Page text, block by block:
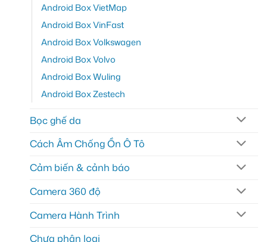
Android Box VietMap
Android Box VinFast
Android Box Volkswagen
Android Box Volvo
Android Box Wuling
Android Box Zestech
Bọc ghế da
Cách Âm Chống Ồn Ô Tô
Cảm biến & cảnh báo
Camera 360 độ
Camera Hành Trình
Chưa phân loại